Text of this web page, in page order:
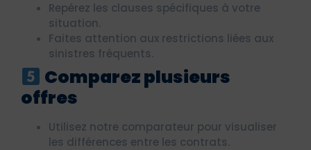
Repérez les clauses spécifiques à votre
situation.
Faites attention aux restrictions liées aux
sinistres fréquents.
Comparez plusieurs
offres
Utilisez notre comparateur pour visualiser
les différences entre les contrats.